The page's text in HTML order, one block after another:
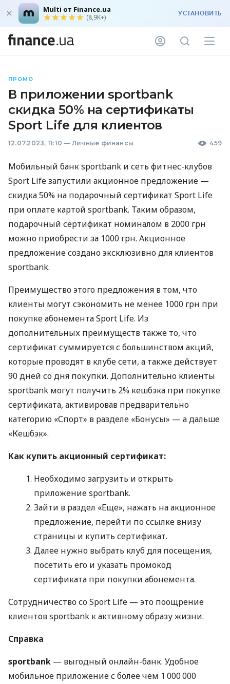
Multi от Finance.ua
(8,9K+) УСТАНОВИТЬ
ПРОМО
В приложении sportbank
скидка 50% на сертификаты
Sport Life для клиентов
12.07.2023, 11:10 — Личные финансы 459
Мобильный банк sportbank и сеть фитнес-клубов
Sport Life запустили акционное предложение —
скидка 50% на подарочный сертификат Sport Life
при оплате картой sportbank. Таким образом,
подарочный сертификат номиналом в 2000 грн
можно приобрести за 1000 грн. Акционное
предложение создано эксклюзивно для клиентов
sportbank.
Преимущество этого предложения в том, что
клиенты могут сэкономить не менее 1000 грн при
покупке абонемента Sport Life. Из
дополнительных преимуществ также то, что
сертификат суммируется с большинством акций,
которые проводят в клубе сети, а также действует
90 дней со дня покупки. Дополнительно клиенты
sportbank могут получить 2% кешбэка при покупке
сертификата, активировав предварительно
категорию «Спорт» в разделе «Бонусы» — а дальше
«Кешбэк».
Как купить акционный сертификат:
Необходимо загрузить и открыть
приложение sportbank.
Зайти в раздел «Еще», нажать на акционное
предложение, перейти по ссылке внизу
страницы и купить сертификат.
Далее нужно выбрать клуб для посещения,
посетить его и указать промокод
сертификата при покупки абонемента.
Сотрудничество со Sport Life — это поощрение
клиентов sportbank к активному образу жизни.
Справка
sportbank — выгодный онлайн-банк. Удобное
мобильное приложение с более чем 1 000 000